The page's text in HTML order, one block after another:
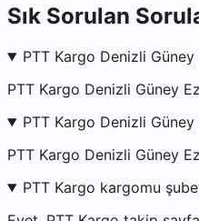
Sık Sorulan
PTT Kargo Denizli
PTT Kargo Denizli Güney
PTT Kargo Denizli
PTT Kargo Denizli Güney
PTT Kargo kargomu